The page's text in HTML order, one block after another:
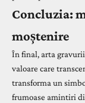
Concluzia:
moștenire
În final, arta
valoare care
transforma un
frumoase amintiri